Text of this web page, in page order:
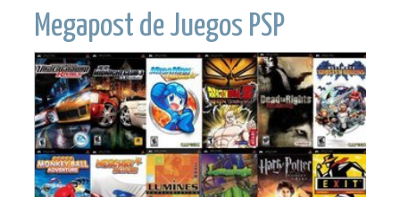
Megapost de Juegos PSP